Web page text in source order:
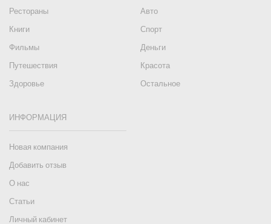
Рестораны
Авто
Книги
Спорт
Фильмы
Деньги
Путешествия
Красота
Здоровье
Остальное
ИНФОРМАЦИЯ
Новая компания
Добавить отзыв
О нас
Статьи
Личный кабинет